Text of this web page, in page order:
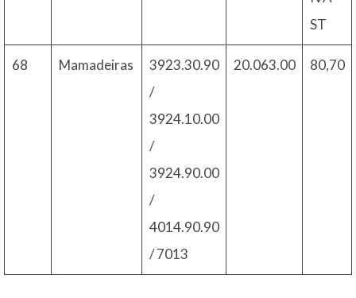
ST
68 Mamadeiras
3923.30.90
/
3924.10.00
/
3924.90.00
/
4014.90.90
/ 7013
20.063.00 80,70